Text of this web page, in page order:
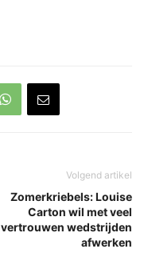
Volgend artikel
Zomerkriebels: Louise
Carton wil met veel
vertrouwen wedstrijden
afwerken